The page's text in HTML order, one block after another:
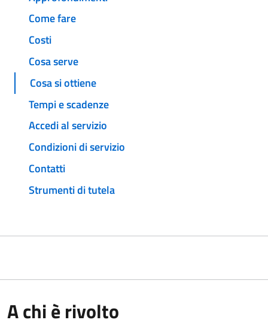
Come fare
Costi
Cosa serve
Cosa si ottiene
Tempi e scadenze
Accedi al servizio
Condizioni di servizio
Contatti
Strumenti di tutela
A chi è rivolto